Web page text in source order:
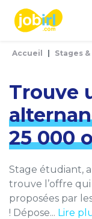
Accueil Stages
Trouve
25 000
Stage étudiant,
trouve l’offre
proposées par
! Dépose... Lire
Panneau de